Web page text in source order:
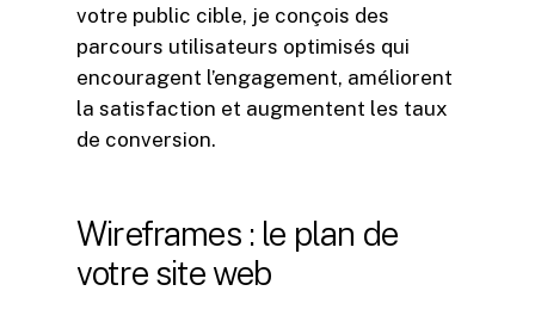
votre public cible, je conçois des
parcours utilisateurs optimisés qui
encouragent l’engagement, améliorent
la satisfaction et augmentent les taux
de conversion.
Wireframes : le plan de
votre site web